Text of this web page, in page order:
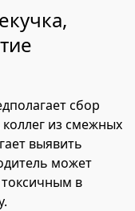
сбор
из смежных
выявить
может
в